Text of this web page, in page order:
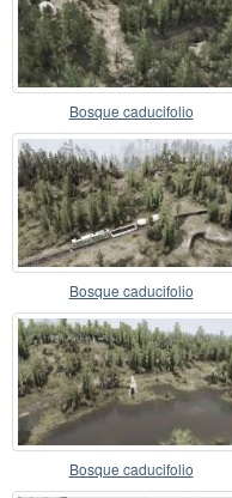
Bosque caducifolio
Bosque caducifolio
Bosque caducifolio